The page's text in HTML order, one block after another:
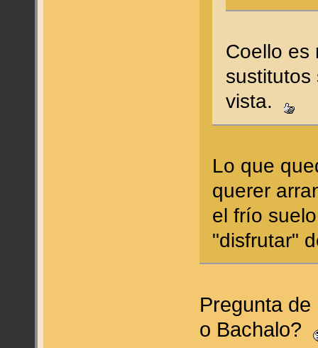
Coello es
sustitutos
vista.
Lo que
querer
el frío
"disfrutar"
Pregunta
o Bachalo?